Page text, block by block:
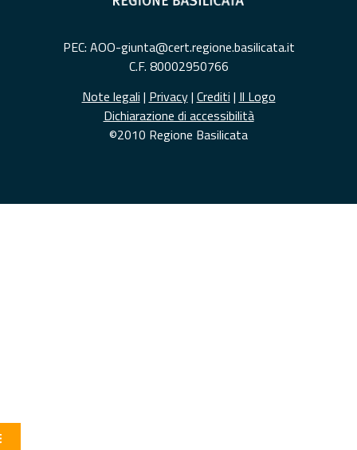
PEC: AOO-giunta@cert.regione.basilicata.it
C.F. 80002950766
Note legali | Privacy| Crediti | Il Logo
Dichiarazione di accessibilità
©2010 Regione Basilicata